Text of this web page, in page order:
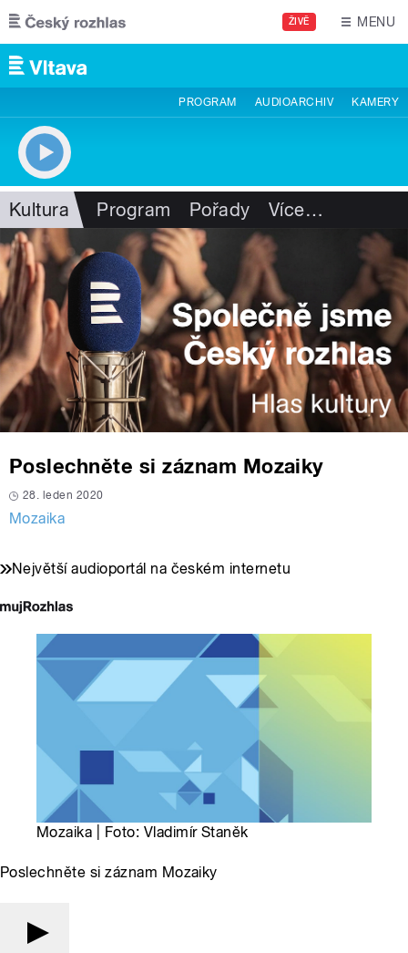
Přejít k hlavnímu obsahu
ŽIVĚ MENU
PROGRAM AUDIOARCHIV KAMERY
Kultura Program Pořady Více…
Poslechněte si záznam Mozaiky
28. leden 2020
Mozaika
Největší audioportál na českém internetu
Mozaika | Foto: Vladimír Staněk
Poslechněte si záznam Mozaiky